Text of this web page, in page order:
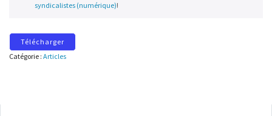
syndicalistes (numérique)!
Télécharger
Catégorie : Articles